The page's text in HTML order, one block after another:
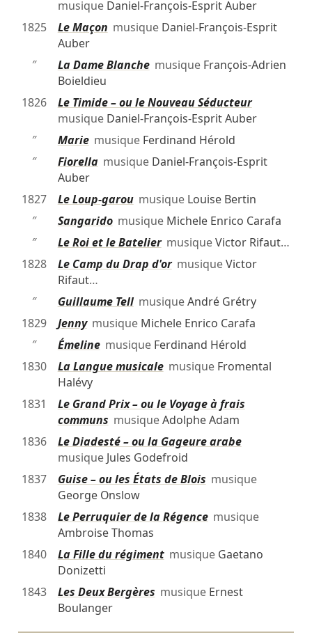
musique Daniel-François-Esprit Auber
1825
Le Maçon musique Daniel-François-Esprit
Auber
″
La Dame Blanchemusique François-Adrien
Boieldieu
1826
Le Timide – ou le Nouveau Séducteur
musique Daniel-François-Esprit Auber
″
Mariemusique Ferdinand Hérold
″
Fiorellamusique Daniel-François-Esprit
Auber
1827
Le Loup-garoumusique Louise Bertin
″
Sangaridomusique Michele Enrico Carafa
″
Le Roi et le BateliermusiqueVictor Rifaut…
1828
Le Camp du Drap d'ormusiqueVictor
Rifaut…
″
Guillaume TellmusiqueAndré Grétry
1829
Jennymusique Michele Enrico Carafa
″
Émelinemusique Ferdinand Hérold
1830
La Langue musicalemusique Fromental
Halévy
1831
Le Grand Prix – ou le Voyage à frais
communs musiqueAdolphe Adam
1836
Le Diadesté – ou la Gageure arabe
musique Jules Godefroid
1837
Guise – ou les États de Blois musique
George Onslow
1838
Le Perruquier de la Régencemusique
Ambroise Thomas
1840
La Fille du régimentmusique Gaetano
Donizetti
1843
Les Deux Bergères musique Ernest
Boulanger